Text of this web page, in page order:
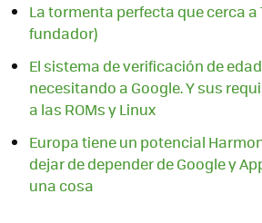
La tormenta perfecta que cerca a
fundador)
El sistema de verificación de
necesitando a Google. Y sus
a las ROMs y Linux
Europa tiene un potencial
dejar de depender de Google y
una cosa